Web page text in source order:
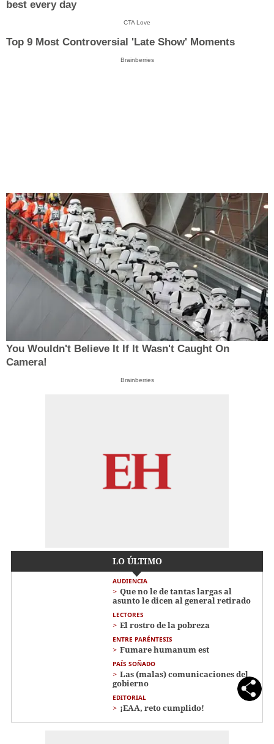
best every day
CTA Love
Top 9 Most Controversial 'Late Show' Moments
Brainberries
You Wouldn't Believe It If It Wasn't Caught On
Camera!
Brainberries
LO ÚLTIMO
AUDIENCIA
Que no le de tantas largas al
asunto le dicen al general retirado
LECTORES
El rostro de la pobreza
ENTRE PARÉNTESIS
Fumare humanum est
PAÍS SOÑADO
Las (malas) comunicaciones del
gobierno
EDITORIAL
¡EAA, reto cumplido!